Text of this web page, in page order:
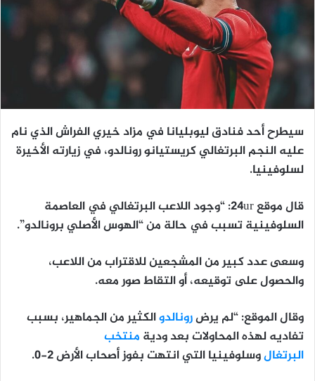
سيطرح أحد فنادق ليوبليانا في مزاد خيري الفراش الذي نام
عليه النجم البرتغالي كريستيانو رونالدو، في زيارته الأخيرة
لسلوفينيا.
قال موقع 24ur: “وجود اللاعب البرتغالي في العاصمة
السلوفينية تسبب في حالة من “الهوس الأصلي برونالدو”.
وسعى عدد كبير من المشجعين للاقتراب من اللاعب،
والحصول على توقيعه، أو التقاط صور معه.
وقال الموقع: “لم يرضرونالدوالكثير من الجماهير، بسبب
تفاديه لهذه المحاولات بعد ودية منتخب
البرتغالوسلوفينيا التي انتهت بفوز أصحاب الأرض 2-0.